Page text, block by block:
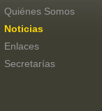
Quiénes Somos
Noticias
Enlaces
Secretarías